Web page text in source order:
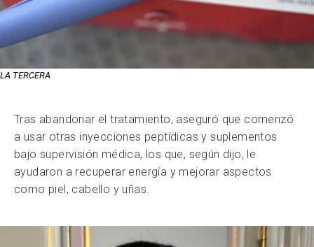
LA TERCERA
Tras abandonar el tratamiento, aseguró que comenzó
a usar otras inyecciones peptídicas y suplementos
bajo supervisión médica, los que, según dijo, le
ayudaron a recuperar energía y mejorar aspectos
como piel, cabello y uñas.